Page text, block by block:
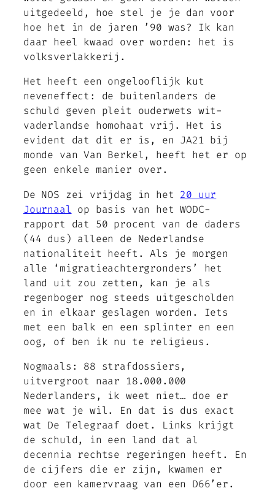
uitgedeeld, hoe stel je je dan voor
hoe het in de jaren ’90 was? Ik kan
daar heel kwaad over worden: het is
volksverlakkerij.
Het heeft een ongelooflijk kut
neveneffect: de buitenlanders de
schuld geven pleit ouderwets wit-
vaderlandse homohaat vrij. Het is
evident dat dit er is, en JA21 bij
monde van Van Berkel, heeft het er op
geen enkele manier over.
De NOS zei vrijdag in het 20 uur
Journaal op basis van het WODC-
rapport dat 50 procent van de daders
(44 dus) alleen de Nederlandse
nationaliteit heeft. Als je morgen
alle ‘migratieachtergronders’ het
land uit zou zetten, kan je als
regenboger nog steeds uitgescholden
en in elkaar geslagen worden. Iets
met een balk en een splinter en een
oog, of ben ik nu te religieus.
Nogmaals: 88 strafdossiers,
uitvergroot naar 18.000.000
Nederlanders, ik weet niet… doe er
mee wat je wil. En dat is dus exact
wat De Telegraaf doet. Links krijgt
de schuld, in een land dat al
decennia rechtse regeringen heeft. En
de cijfers die er zijn, kwamen er
door een kamervraag van een D66’er.